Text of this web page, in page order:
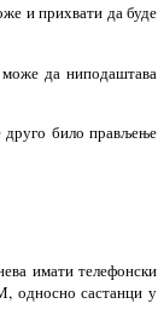
и прихвати да буде
да ниподаштава
друго било прављење
имати телефонски
односно састанци у